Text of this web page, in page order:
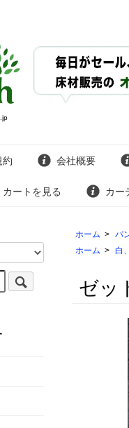
約 会社概要
カートを見る カー
ホーム > パ
ホーム > 白
ゼッ